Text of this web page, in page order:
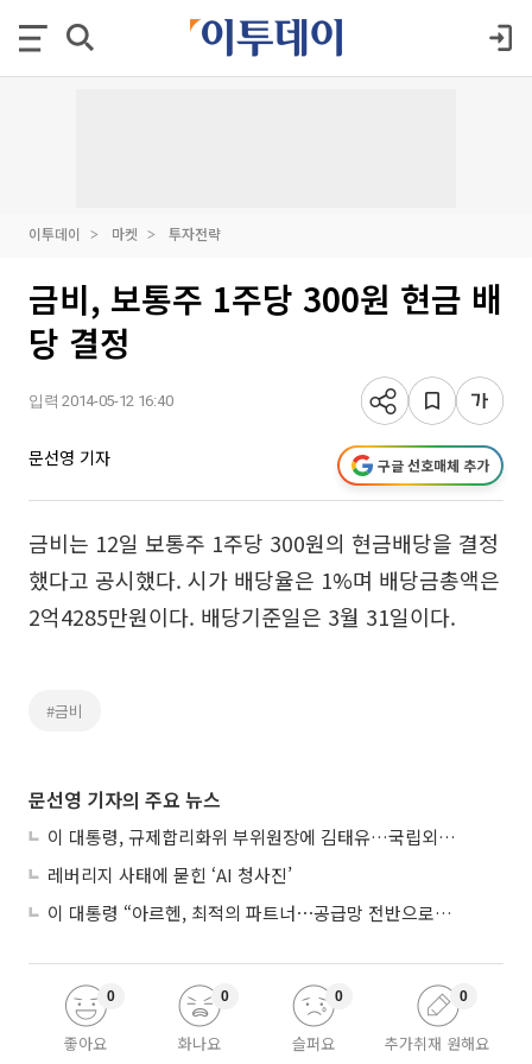
이투데이 마켓 투자전략
금비, 보통주 1주당 300원 현금 배
당 결정
입력 2014-05-12 16:40
문선영 기자 구글 선호매체 추가
금비는 12일 보통주 1주당 300원의 현금배당을 결정
했다고 공시했다. 시가 배당율은 1%며 배당금총액은
2억4285만원이다. 배당기준일은 3월 31일이다.
#금비
문선영 기자의 주요 뉴스
이 대통령, 규제합리화위 부위원장에 김태유…국립외교원장 김흥규
레버리지 사태에 묻힌 ‘AI 청사진’
이 대통령 “아르헨, 최적의 파트너⋯공급망 전반으로 확대”
좋아요
0
화나요
0
슬퍼요
0
추가취재 원해요
0